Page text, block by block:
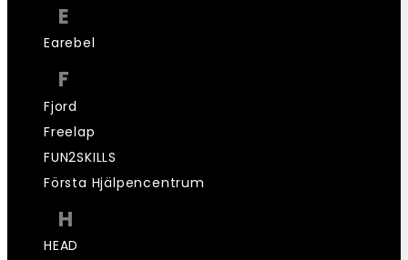
E
Earebel
F
Fjord
Freelap
FUN2SKILLS
Första Hjälpencentrum
H
HEAD